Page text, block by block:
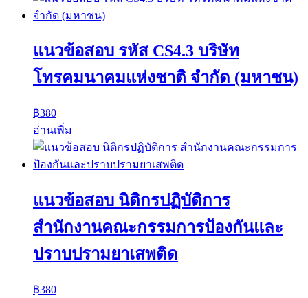
แนวข้อสอบ รหัส CS4.3 บริษัท
โทรคมนาคมแห่งชาติ จำกัด (มหาชน)
฿380
อ่านเพิ่ม
แนวข้อสอบ นิติกรปฏิบัติการ
สำนักงานคณะกรรมการป้องกันและ
ปราบปรามยาเสพติด
฿380